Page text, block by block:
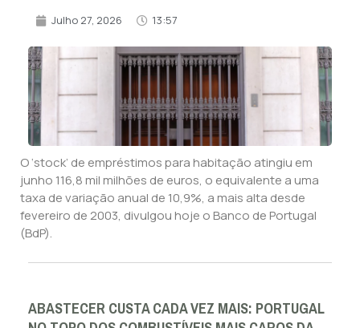
Julho 27, 2026 13:57
O ‘stock’ de empréstimos para habitação atingiu em
junho 116,8 mil milhões de euros, o equivalente a uma
taxa de variação anual de 10,9%, a mais alta desde
fevereiro de 2003, divulgou hoje o Banco de Portugal
(BdP).
ABASTECER CUSTA CADA VEZ MAIS: PORTUGAL